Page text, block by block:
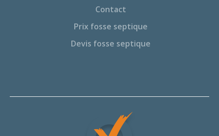
Contact
Prix fosse septique
Devis fosse septique